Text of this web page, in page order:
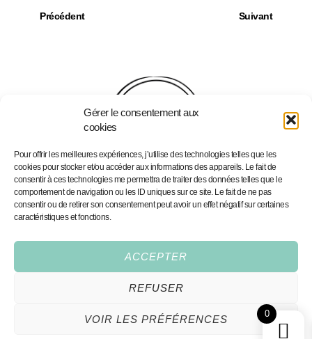
Gérer le consentement aux
cookies
Pour offrir les meilleures expériences, j’utilise des technologies telles que les
cookies pour stocker et/ou accéder aux informations des appareils. Le fait de
consentir à ces technologies me permettra de traiter des données telles que le
comportement de navigation ou les ID uniques sur ce site. Le fait de ne pas
consentir ou de retirer son consentement peut avoir un effet négatif sur certaines
caractéristiques et fonctions.
ACCEPTER
REFUSER
VOIR LES PRÉFÉRENCES
Précédent Suivant
Accueil
Services
Contact
Podcast - Joy Addict
Illustrations personnalisées
Prints Fine Art
Joy Addict — la lettre 💌
0